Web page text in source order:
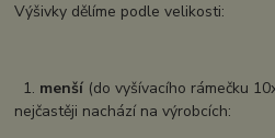
Výšivky dělíme podle velikosti:
1. menší (do vyšívacího rámečku
nejčastěji nachází na výrobcích: